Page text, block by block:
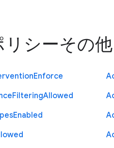
シーその他
Enforce
FilteringAllowed
Enabled